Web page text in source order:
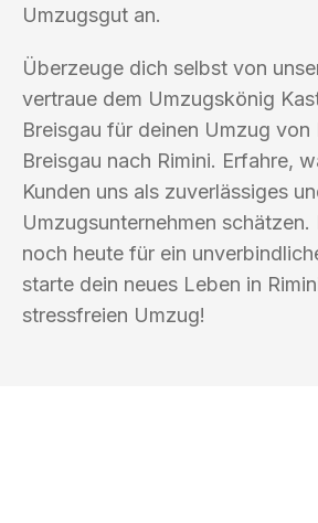
Umzugsgut an.
Überzeuge dich selbst von
vertraue dem Umzugskönig
Breisgau für deinen Umzug von
Breisgau nach Rimini. Erfahre,
Kunden uns als zuverlässiges
Umzugsunternehmen schätzen.
noch heute für ein
starte dein neues Leben in
stressfreien Umzug!